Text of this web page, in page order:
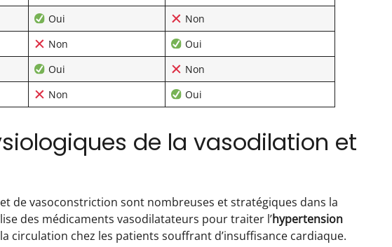
Oui
Non
Non
Oui
Oui
Non
Non Oui
de la vasodilation et
de vasoconstriction sont nombreuses et stratégiques dans la
des médicaments vasodilatateurs pour traiter l’hypertension
circulation chez les patients souffrant d’insuffisance cardiaque.